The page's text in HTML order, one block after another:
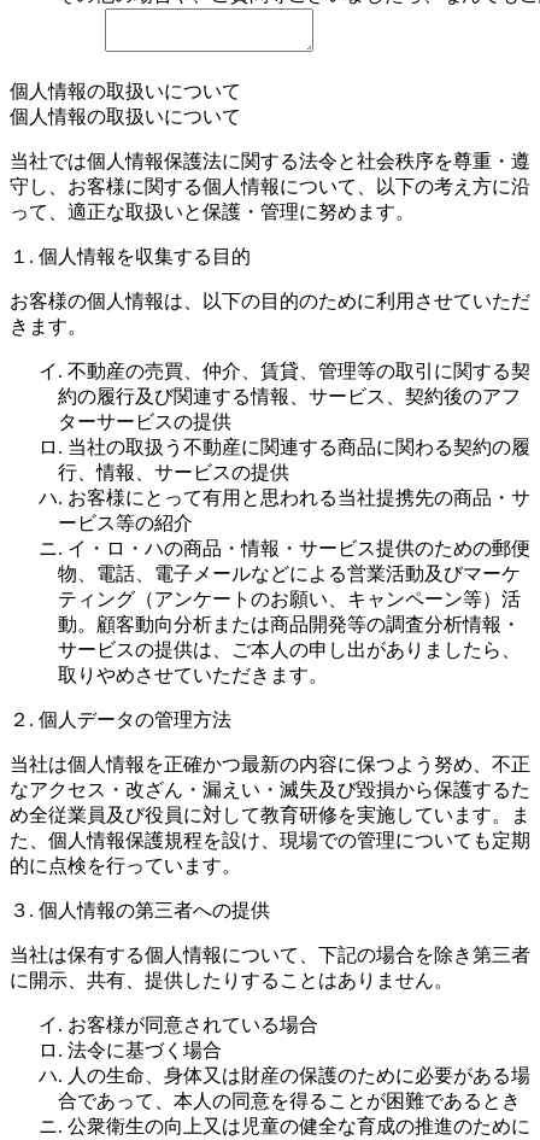
個人情報の取扱いについて
個人情報の取扱いについて
当社では個人情報保護法に関する法令と社会秩序を尊重・遵
守し、お客様に関する個人情報について、以下の考え方に沿
って、適正な取扱いと保護・管理に努めます。
１. 個人情報を収集する目的
お客様の個人情報は、以下の目的のために利用させていただ
きます。
イ. 不動産の売買、仲介、賃貸、管理等の取引に関する契
約の履行及び関連する情報、サービス、契約後のアフ
ターサービスの提供
ロ. 当社の取扱う不動産に関連する商品に関わる契約の履
行、情報、サービスの提供
ハ. お客様にとって有用と思われる当社提携先の商品・サ
ービス等の紹介
ニ. イ・ロ・ハの商品・情報・サービス提供のための郵便
物、電話、電子メールなどによる営業活動及びマーケ
ティング（アンケートのお願い、キャンペーン等）活
動。顧客動向分析または商品開発等の調査分析情報・
サービスの提供は、ご本人の申し出がありましたら、
取りやめさせていただきます。
２. 個人データの管理方法
当社は個人情報を正確かつ最新の内容に保つよう努め、不正
なアクセス・改ざん・漏えい・滅失及び毀損から保護するた
め全従業員及び役員に対して教育研修を実施しています。ま
た、個人情報保護規程を設け、現場での管理についても定期
的に点検を行っています。
３. 個人情報の第三者への提供
当社は保有する個人情報について、下記の場合を除き第三者
に開示、共有、提供したりすることはありません。
イ. お客様が同意されている場合
ロ. 法令に基づく場合
ハ. 人の生命、身体又は財産の保護のために必要がある場
合であって、本人の同意を得ることが困難であるとき
ニ. 公衆衛生の向上又は児童の健全な育成の推進のために